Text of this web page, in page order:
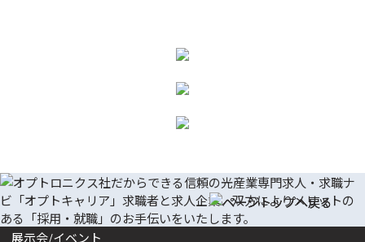
展示会/イベント